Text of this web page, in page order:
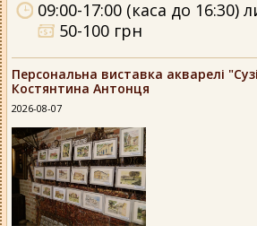
09:00-17:00 (каса до 16:30)
50-100 грн
Персональна виставка акварелі
Костянтина Антонця
2026-08-07